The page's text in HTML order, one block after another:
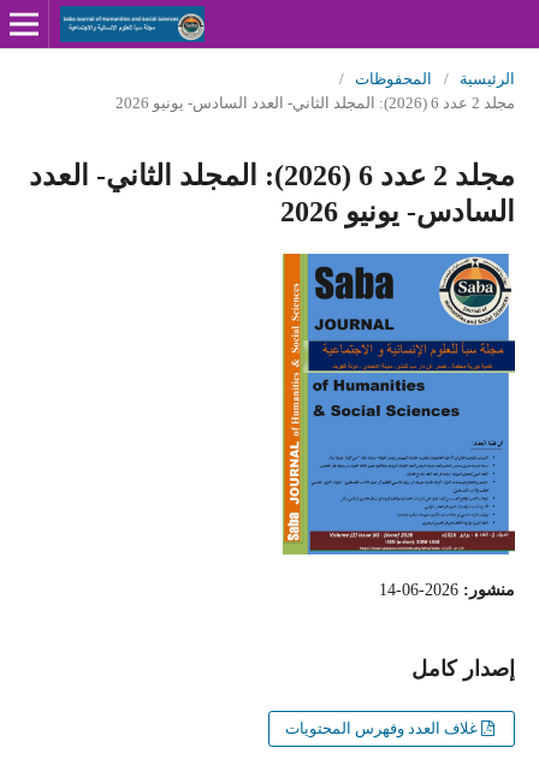
الرئيسية / المحفوظات
/
مجلد 2 عدد 6 (2026): المجلد الثاني- العدد السادس- يونيو 2026
مجلد 2 عدد 6 (2026): المجلد الثاني- العدد
السادس- يونيو 2026
منشور: 2026-06-14
إصدار كامل
غلاف العدد وفهرس المحتويات